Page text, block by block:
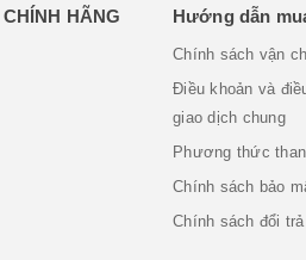
HÃNG Hướng dẫn
Chính sách vận
Điều khoản và
giao dịch chung
Phương thức
Chính sách bảo
Chính sách đổi